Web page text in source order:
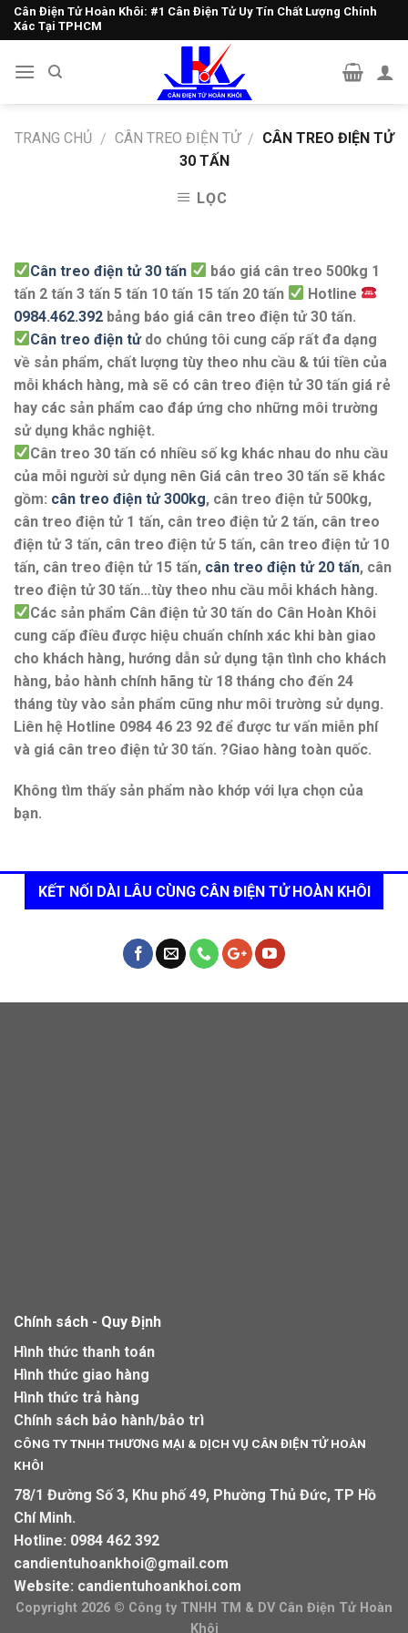
Skip
Cân Điện Tử Hoàn Khôi: #1 Cân Điện Tử Uy Tín Chất Lượng Chính
Xác Tại TPHCM
TRANG CHỦ / CÂN TREO ĐIỆN TỬ / CÂN TREO ĐIỆN TỬ
30 TẤN
LỌC
Cân treo điện tử 30 tấn
báo giá cân treo 500kg 1
tấn 2 tấn 3 tấn 5 tấn 10 tấn 15 tấn 20 tấn
Hotline
0984.462.392 bảng báo giá cân treo điện tử 30 tấn.
Cân treo điện tửdo chúng tôi cung cấp rất đa dạng
về sản phẩm, chất lượng tùy theo nhu cầu & túi tiền của
mỗi khách hàng, mà sẽ có cân treo điện tử 30 tấn giá rẻ
hay các sản phẩm cao đáp ứng cho những môi trường
sử dụng khắc nghiệt.
Cân treo 30 tấn có nhiều số kg khác nhau do nhu cầu
của mỗi người sử dụng nên Giá cân treo 30 tấn sẽ khác
gồm: cân treo điện tử 300kg, cân treo điện tử 500kg,
cân treo điện tử 1 tấn, cân treo điện tử 2 tấn, cân treo
điện tử 3 tấn, cân treo điện tử 5 tấn, cân treo điện tử 10
tấn, cân treo điện tử 15 tấn, cân treo điện tử 20 tấn, cân
treo điện tử 30 tấn…tùy theo nhu cầu mỗi khách hàng.
Các sản phẩm Cân điện tử 30 tấn do Cân Hoàn Khôi
cung cấp điều được hiệu chuẩn chính xác khi bàn giao
cho khách hàng, hướng dẫn sử dụng tận tình cho khách
hàng, bảo hành chính hãng từ 18 tháng cho đến 24
tháng tùy vào sản phẩm cũng như môi trường sử dụng.
Liên hệ Hotline 0984 46 23 92 để được tư vấn miễn phí
và giá cân treo điện tử 30 tấn. ?Giao hàng toàn quốc.
Không tìm thấy sản phẩm nào khớp với lựa chọn của
bạn.
KẾT NỐI DÀI LÂU CÙNG CÂN ĐIỆN TỬ HOÀN KHÔI
Chính sách - Quy Định
Hình thức thanh toán
Hình thức giao hàng
Hình thức trả hàng
Chính sách bảo hành/bảo trì
CÔNG TY TNHH THƯƠNG MẠI & DỊCH VỤ CÂN ĐIỆN TỬ HOÀN
KHÔI
78/1 Đường Số 3, Khu phố 49, Phường Thủ Đức, TP Hồ
Chí Minh.
Hotline: 0984 462 392
candientuhoankhoi@gmail.com
Website: candientuhoankhoi.com
Copyright 2026 © Công ty TNHH TM & DV Cân Điện Tử Hoàn
Khôi